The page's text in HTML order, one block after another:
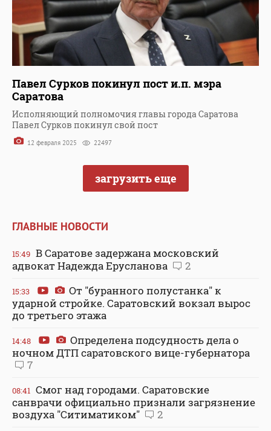
Павел Сурков покинул пост и.п. мэра
Саратова
Исполняющий полномочия главы города Саратова
Павел Сурков покинул свой пост
12 февраля 2025 22497
загрузить еще
ГЛАВНЫЕ НОВОСТИ
15:49 В Саратове задержана московский
адвокат Надежда Ерусланова
2
15:33
От "буранного полустанка" к
ударной стройке. Саратовский вокзал вырос
до третьего этажа
14:48
Определена подсудность дела о
ночном ДТП саратовского вице-губернатора
7
08:41 Смог над городами. Саратовские
санврачи официально признали загрязнение
воздуха "Ситиматиком"
2